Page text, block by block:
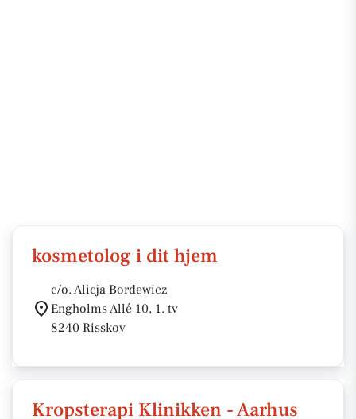
kosmetolog i dit hjem
c/o. Alicja Bordewicz
Engholms Allé 10, 1. tv
8240 Risskov
Kropsterapi Klinikken - Aarhus